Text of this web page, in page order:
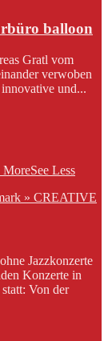
balloon
Gratl vom
verwoben
und...
MoreSee Less
» CREATIVE
Jazzkonzerte
Konzerte in
Von der